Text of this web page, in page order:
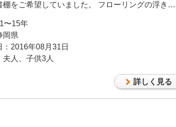
棚をご希望していました。 フローリングの浮きが
止に効果のあるLow-eガラスのインプラス窓をご提
〜15年
岡県
：2016年08月31日
人、子供3人
詳しく見る